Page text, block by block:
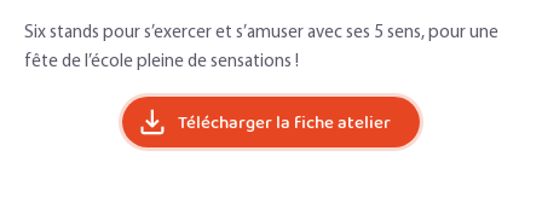
Six stands pour s’exercer et s’amuser avec ses 5 sens, pour une
fête de l’école pleine de sensations !
Télécharger la fiche atelier